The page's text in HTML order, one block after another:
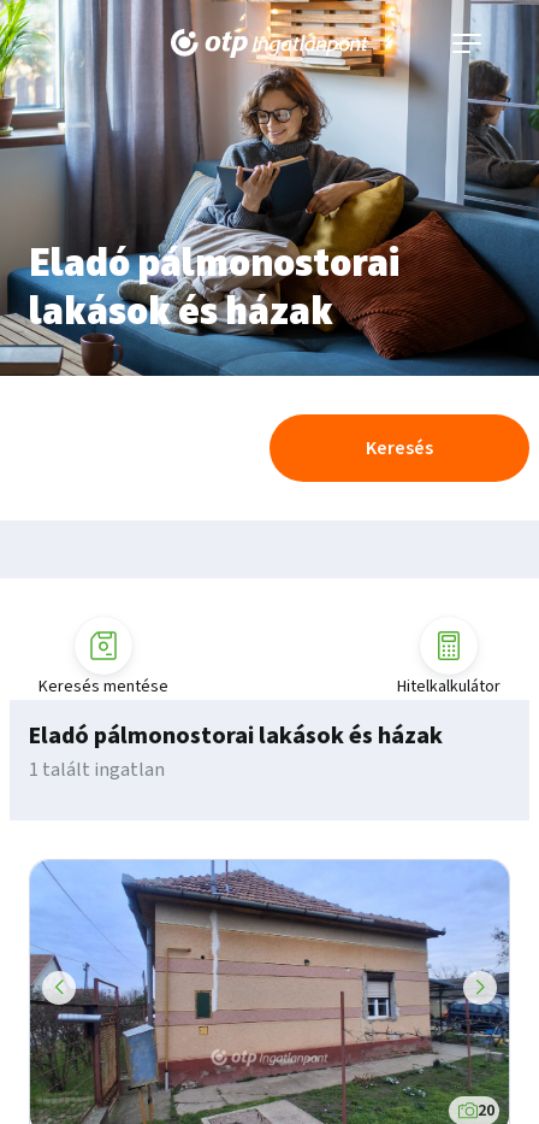
Navigáció
kinyitása
Eladó pálmonostorai
lakások és házak
Keresés
Eladó pálmonostorai lakások és házak
1 talált ingatlan
20
Keresés mentése Hitelkalkulátor